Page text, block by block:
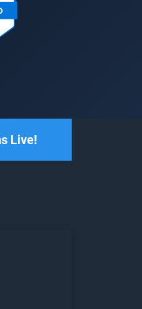
Live!